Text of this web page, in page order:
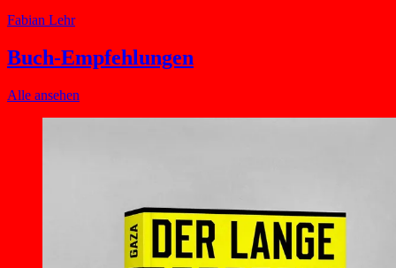
Fabian Lehr
Buch-Empfehlungen
Alle ansehen